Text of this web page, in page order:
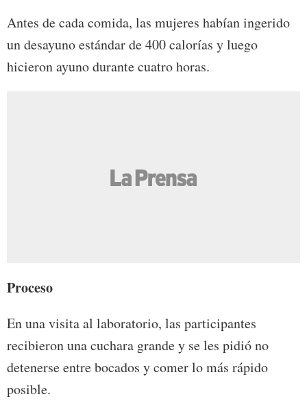
Antes de cada comida, las mujeres habían ingerido
un desayuno estándar de 400 calorías y luego
hicieron ayuno durante cuatro horas.
Proceso
En una visita al laboratorio, las participantes
recibieron una cuchara grande y se les pidió no
detenerse entre bocados y comer lo más rápido
posible.